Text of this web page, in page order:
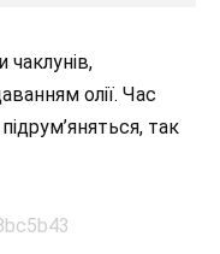
чаклунів,
олії. Час
так